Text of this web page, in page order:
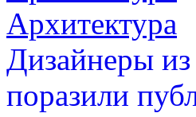
Архитектура
Дизайнеры
поразили